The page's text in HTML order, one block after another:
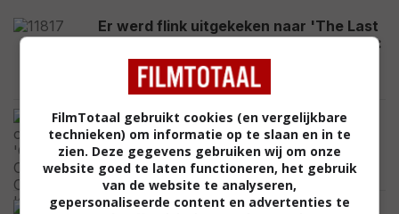
Er werd flink uitgekeken naar 'The Last
House' en nu staat de thriller op Netflix:
hoe goed is de film?
De overlevingsthrillers 'One Mile:
Chapter One' en 'Chapter Two'
veroveren streaming nu helemaal
NIEUWS
Spider-Man jaagt op 'Avatar'-record na
FilmTotaal gebruikt cookies (en vergelijkbare
technieken) om informatie op te slaan en in te
zien. Deze gegevens gebruiken wij om onze
website goed te laten functioneren, het gebruik
van de website te analyseren,
gepersonaliseerde content en advertenties te